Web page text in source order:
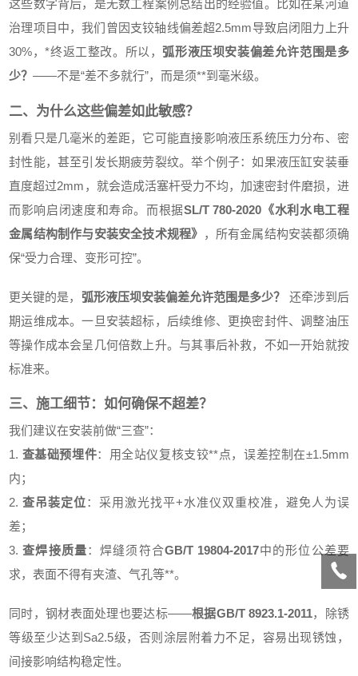
这些数字背后，是无数工程案例总结出的经验值。比如在某河道
治理项目中，我们曾因支铰轴线偏差超2.5mm导致启闭阻力上升
30%，*终返工整改。所以，弧形液压坝安装偏差允许范围是多
少？——不是“差不多就行”，而是须**到毫米级。
二、为什么这些偏差如此敏感？
别看只是几毫米的差距，它可能直接影响液压系统压力分布、密
封性能，甚至引发长期疲劳裂纹。举个例子：如果液压缸安装垂
直度超过2mm，就会造成活塞杆受力不均，加速密封件磨损，进
而影响启闭速度和寿命。而根据SL/T 780-2020《水利水电工程
金属结构制作与安装安全技术规程》 ，所有金属结构安装都须确
保“受力合理、变形可控”。
更关键的是， 弧形液压坝安装偏差允许范围是多少？
还牵涉到后
期运维成本。一旦安装超标，后续维修、更换密封件、调整油压
等操作成本会呈几何倍数上升。与其事后补救，不如一开始就按
标准来。
三、施工细节：如何确保不超差？
我们建议在安装前做“三查”：
1. 查基础预埋件：用全站仪复核支铰**点，误差控制在±1.5mm
内；
2.查吊装定位：采用激光找平+水准仪双重校准，避免人为误
差；
3.查焊接质量：焊缝须符合GB/T 19804-2017中的形位公差要
求，表面不得有夹渣、气孔等**。
同时，钢材表面处理也要达标——根据GB/T 8923.1-2011，除锈
等级至少达到Sa2.5级，否则涂层附着力不足，容易出现锈蚀，
间接影响结构稳定性。